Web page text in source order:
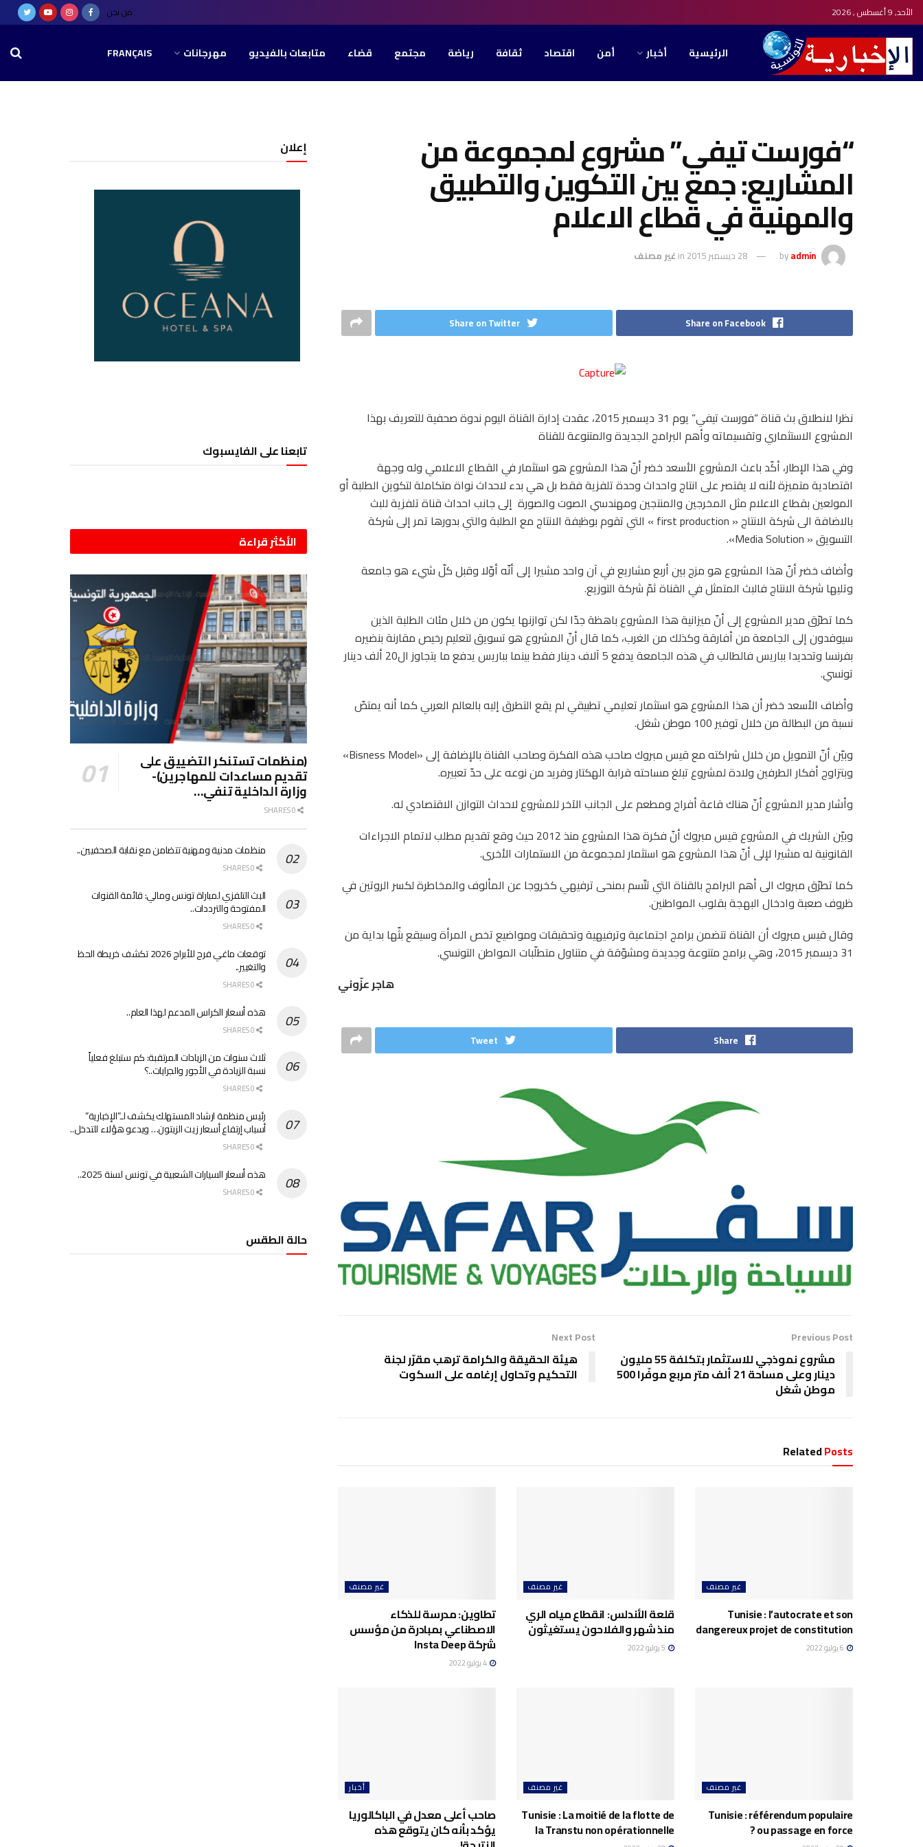
الأحد, 9 أغسطس , 2026 من نحن
الرئيسية أخبار أمن اقتصاد ثقافة رياضة مجتمع قضاء متابعات بالفيديو مهرجانات FRANÇAIS
“فورست تيفي” مشروع لمجموعة من
المشاريع: جمع بين التكوين والتطبيق
والمهنية في قطاع الاعلام
byadmin 28 ديسمبر 2015 in غير مصنف
Share on Facebook
Share on Twitter
نظرا لانطلاق بث قناة “فورست تيفي” يوم 31 ديسمبر 2015، عقدت إدارة القناة اليوم ندوة صحفية للتعريف بهذا
المشروع الاستثماري وتقسيماته وأهم البرامج الجديدة والمتنوعة للقناة
وفي هذا الإطار، أكّد باعث المشروع الأسعد خضر أنّ هذا المشروع هو استثمار في القطاع الاعلامي وله وجهة
اقتصادية متميزة لأنه لا يقتصر على انتاج واحداث وحدة تلفزية فقط بل هي بدء لاحداث نواة متكاملة لتكوين الطلبة أو
المولعين بقطاع الاعلام مثل المخرجين والمنتجين ومهندسي الصوت والصورة إلى جانب احداث قناة تلفزية للبث
بالاضافة الى شركة الانتاج « first production » التي تقوم بوظيفة الانتاج مع الطلبة والتي بدورها تمر إلى شركة
التسويق « Media Solution».
وأضاف خضر أنّ هذا المشروع هو مزج بين أربع مشاريع في آن واحد مشيرا إلى أنّه أوّلا وقبل كلّ شيء هو جامعة
وتليها شركة الانتاج فالبث المتمثل في القناة ثمّ شركة التوزيع.
كما تطرّق مدير المشروع إلى أنّ ميزانية هذا المشروع باهظة جدّا لكن توازنها يكون من خلال مئات الطلبة الذين
سيوفدون إلى الجامعة من أفارقة وكذلك من الغرب، كما قال أنّ المشروع هو تسويق لتعليم رخيص مقارنة بنضيره
بفرنسا وتحديدا بباريس فالطالب في هذه الجامعة يدفع 5 آلاف دينار فقط بينما بباريس يدفع ما يتجاوز ال20 ألف دينار
تونسي.
وأضاف الأسعد خضر أن هذا المشروع هو استثمار تعليمي تطبيقي لم يقع التطرق إليه بالعالم العربي كما أنه يمتصّ
نسبة من البطالة من خلال توفير 100 موطن شغل.
وبيّن أنّ التمويل من خلال شراكته مع قيس مبروك صاحب هذه الفكرة وصاحب القناة بالإضافة إلى «Bisness Model»
وبتزاوج أفكار الطرفين ولادة لمشروع تبلغ مساحته قرابة الهكتار وفريد من نوعه على حدّ تعبيره.
وأشار مدير المشروع أنّ هناك قاعة أفراح ومطعم على الجانب الآخر للمشروع لاحداث التوازن الاقتصادي له.
وبيّن الشريك في المشروع قيس مبروك أنّ فكرة هذا المشروع منذ 2012 حيث وقع تقديم مطلب لاتمام الاجراءات
القانونية له مشيرا لإلى أنّ هذا المشروع هو استثمار لمجموعة من الاستمارات الأخرى.
كما تطرّق مبروك الى أهم البرامج بالقناة التي تتّسم بمنحى ترفيهي كخروجا عن المألوف والمخاطرة لكسر الروتين في
ظروف صعبة وادخال البهجة بقلوب المواطنين.
وقال قيس مبروك أن القناة تتضمن برامج اجتماعية وترفيهية وتحقيقات ومواضيع تخص المرأة وسيقع بثّها بداية من
31 ديسمبر 2015، وهي برامج متنوعة وجديدة ومشوّقة في متناول متطلّبات المواطن التونسي.
هاجر عزّوني
Share
Tweet
Previous Post
مشروع نموذجي للاستثمار بتكلفة 55 مليون
دينار وعلى مساحة 21 ألف متر مربع موفّرا 500
موطن شغل
Next Post
هيئة الحقيقة والكرامة ترهب مقرّر لجنة
التحكيم وتحاول إرغامه على السكوت
RelatedPosts
غير مصنف
Tunisie : l’autocrate et son
dangereux projet de constitution
غير مصنف
قلعة الأندلس: انقطاع مياه الري
منذ شهر والفلاحون يستغيثون
غير مصنف
تطاوين: مدرسة للذكاء
الاصطناعي بمبادرة من مؤسس
شركة Insta Deep
غير مصنف
Tunisie : référendum populaire
ou passage en force ?
غير مصنف
Tunisie : La moitié de la flotte de
la Transtu non opérationnelle
أخبار
صاحب أعلى معدل في الباكالوريا
يؤكد بأنه كان يتوقع هذه
إعلان
تابعنا على الفايسبوك
الأكثر قراءة
(منظمات تستنكر التضييق على
تقديم مساعدات للمهاجرين)-
وزارة الداخلية تنفي…
منظمات مدنية ومهنية تتضامن مع نقابة الصحفيين..
البث التلفزي لمباراة تونس ومالي: قائمة القنوات
المفتوحة والترددات..
توقعات ماغي فرح للأبراج 2026 تكشف خريطة الحظ
والتغيير..
هذه أسعار الكراس المدعم لهذا العام..
ثلاث سنوات من الزيادات المرتقبة: كم ستبلغ فعلياً
نسبة الزيادة في الأجور والجرايات..؟
رئيس منظمة ارشاد المستهلك يكشف لـ”الإخبارية”
أسباب إرتفاع أسعار زيت الزيتون… ويدعو هؤلاء للتدخل..
هذه أسعار السيارات الشعبية في تونس لسنة 2025..
حالة الطقس